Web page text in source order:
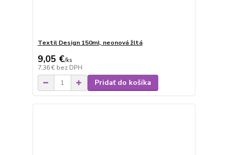
Textil Design 150ml, neonová žltá
9,05 €/ks
7,36 € bez DPH
Pridať do košíka